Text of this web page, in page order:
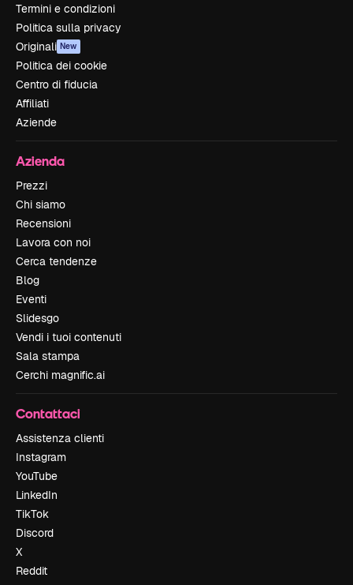
Termini e condizioni
Politica sulla privacy
Originali New
Politica dei cookie
Centro di fiducia
Affiliati
Aziende
Azienda
Prezzi
Chi siamo
Recensioni
Lavora con noi
Cerca tendenze
Blog
Eventi
Slidesgo
Vendi i tuoi contenuti
Sala stampa
Cerchi magnific.ai
Contattaci
Assistenza clienti
Instagram
YouTube
LinkedIn
TikTok
Discord
X
Reddit